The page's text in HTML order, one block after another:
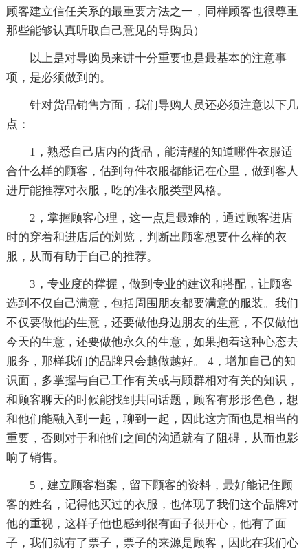
顾客建立信任关系的最重要方法之一，同样顾客也很尊重
那些能够认真听取自己意见的导购员）
以上是对导购员来讲十分重要也是最基本的注意事
项，是必须做到的。
针对货品销售方面，我们导购人员还必须注意以下几
点：
1，熟悉自己店内的货品，能清醒的知道哪件衣服适
合什么样的顾客，估到每件衣服都能记在心里，做到客人
进厅能推荐对衣服，吃的准衣服类型风格。
2，掌握顾客心理，这一点是最难的，通过顾客进店
时的穿着和进店后的浏览，判断出顾客想要什么样的衣
服，从而有助于自己的推荐。
3，专业度的撑握，做到专业的建议和搭配，让顾客
选到不仅自己满意，包括周围朋友都要满意的服装。我们
不仅要做他的生意，还要做他身边朋友的生意，不仅做他
今天的生意，还要做他永久的生意，如果抱着这种心态去
服务，那样我们的品牌只会越做越好。 4，增加自己的知
识面，多掌握与自己工作有关或与顾群相对有关的知识，
和顾客聊天的时候能找到共同话题，顾客有形形色色，想
和他们能融入到一起，聊到一起，因此这方面也是相当的
重要，否则对于和他们之间的沟通就有了阻碍，从而也影
响了销售。
5，建立顾客档案，留下顾客的资料，最好能记住顾
客的姓名，记得他买过的衣服，也体现了我们这个品牌对
他的重视，这样子他也感到很有面子很开心，他有了面
子，我们就有了票子，票子的来源是顾客，因此在我们心